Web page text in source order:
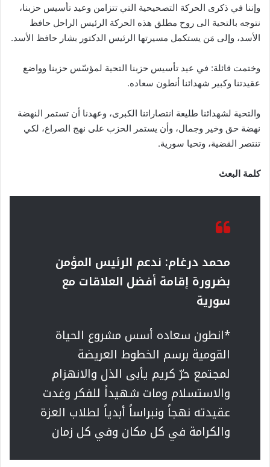
وإننا في ذكرى الحركة التصحيحية التي تتزامن وعيد تأسيس حزبنا،
نتوجه بالتحية الى روح مطلق هذه الحركة الرئيس الراحل حافظ
الأسد، وإلى مَن يستكمل مسيرتها الرئيس الدكتور بشار حافظ الأسد.
وختمت قائلة: في عيد تأسيس حزبنا التحية لمؤسّس حزبنا وواضع
عقيدتنا وكبير شهدائنا أنطون سعاده.
والتحية لشهدائنا طليعة انتصاراتنا الكبرى، وعهدنا أن تستمر النهضة
نهضة حق وخير وجمال، وأن يستمر الحزب على نهج الصراع، لكي
تنتصر القضية، وتحيا سورية.
كلمة البعث
محمد درغام: ندعم الرئيس المؤمن
بضرورة إقامة أفضل العلاقات مع
سورية
*انطون سعاده أسس مشروع الحياة
القومية برسم الخطوط العريضة
لمجتمع حرّ كريم يأبى الذل والانهزام
والاستسلام ومات شهيداً للفكر وغدت
عقيدته نهجاً ونبراساً أبدياً لطلاب العزة
والكرامة في كل مكان وفي كل زمان